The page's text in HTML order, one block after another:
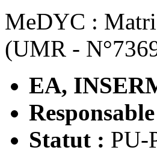
MeDYC :
(UMR -
EA,
Statut : PU-